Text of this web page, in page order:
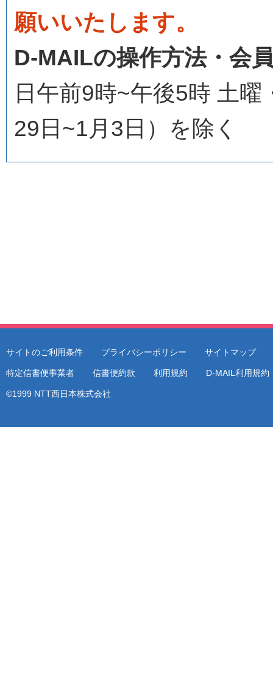
願いいたします。
D-MAILの操作方法・会
日午前9時~午後5時 土
29日~1月3日）を除く
サイトのご利用条件 プライバシーポリシー サイトマップ
特定信書便事業者 信書便約款 利用規約 D-MAIL利用規約
©1999 NTT西日本株式会社